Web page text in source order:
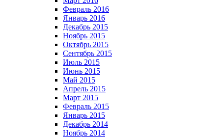
Февраль 2016
Январь 2016
Декабрь 2015
Ноябрь 2015
Октябрь 2015
Сентябрь 2015
Июль 2015
Июнь 2015
Май 2015
Апрель 2015
Март 2015
Февраль 2015
Январь 2015
Декабрь 2014
Ноябрь 2014